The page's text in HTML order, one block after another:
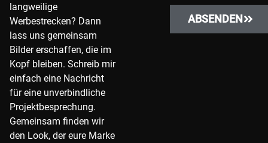
langweilige
Werbestrecken? Dann
lass uns gemeinsam
Bilder erschaffen, die im
Kopf bleiben. Schreib mir
einfach eine Nachricht
für eine unverbindliche
Projektbesprechung.
Gemeinsam finden wir
den Look, der eure Marke
ABSENDEN